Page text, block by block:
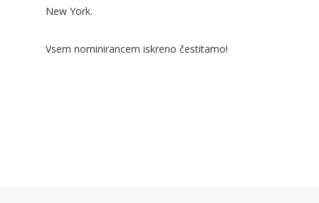
New York.
Vsem nominirancem iskreno čestitamo!